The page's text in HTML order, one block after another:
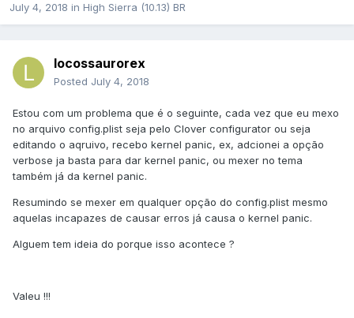
July 4, 2018 in High Sierra (10.13) BR
locossaurorex
Posted July 4, 2018
Estou com um problema que é o seguinte, cada vez que eu mexo
no arquivo config.plist seja pelo Clover configurator ou seja
editando o aqruivo, recebo kernel panic, ex, adcionei a opção
verbose ja basta para dar kernel panic, ou mexer no tema
também já da kernel panic.
Resumindo se mexer em qualquer opção do config.plist mesmo
aquelas incapazes de causar erros já causa o kernel panic.
Alguem tem ideia do porque isso acontece ?
Valeu !!!